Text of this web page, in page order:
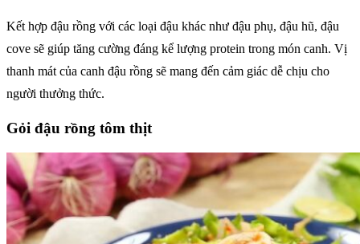
Kết hợp đậu rồng với các loại đậu khác như đậu phụ, đậu hũ, đậu
cove sẽ giúp tăng cường đáng kể lượng protein trong món canh. Vị
thanh mát của canh đậu rồng sẽ mang đến cảm giác dễ chịu cho
người thưởng thức.
Gỏi đậu rồng tôm thịt